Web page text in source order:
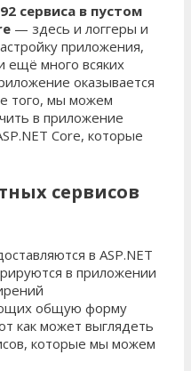
сервиса в пустом
— здесь и логгеры и
приложения,
ещё много всяких
оказывается
того, мы можем
в приложение
Core, которые
сервисов
в ASP.NET
в приложении
общую форму
как может выглядеть
которые мы можем